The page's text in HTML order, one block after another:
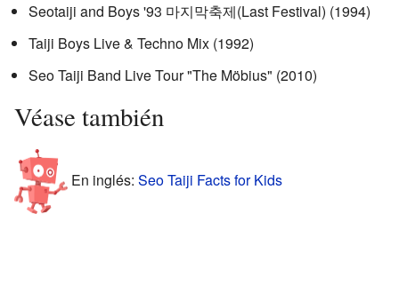
Seotaiji and Boys '93 마지막축제(Last Festival) (1994)
Taiji Boys Live & Techno Mix (1992)
Seo Taiji Band Live Tour "The Möbius" (2010)
Véase también
En inglés: Seo Taiji Facts for Kids